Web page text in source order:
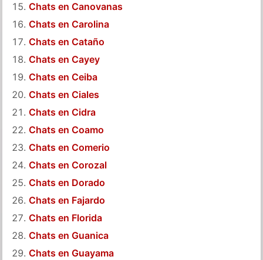
Chats en Canovanas
Chats en Carolina
Chats en Cataño
Chats en Cayey
Chats en Ceiba
Chats en Ciales
Chats en Cidra
Chats en Coamo
Chats en Comerio
Chats en Corozal
Chats en Dorado
Chats en Fajardo
Chats en Florida
Chats en Guanica
Chats en Guayama